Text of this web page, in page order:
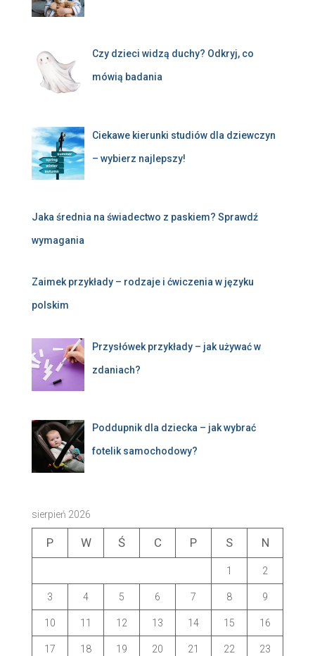
Czy dzieci widzą duchy? Odkryj, co
mówią badania
Ciekawe kierunki studiów dla dziewczyn
– wybierz najlepszy!
Jaka średnia na świadectwo z paskiem? Sprawdź
wymagania
Zaimek przykłady – rodzaje i ćwiczenia w języku
polskim
Przysłówek przykłady – jak używać w
zdaniach?
Poddupnik dla dziecka – jak wybrać
fotelik samochodowy?
sierpień 2026
P W Ś C P S N
1 2
3 4 5 6 7 8 9
10 11 12 13 14 15 16
17 18 19 20 21 22 23